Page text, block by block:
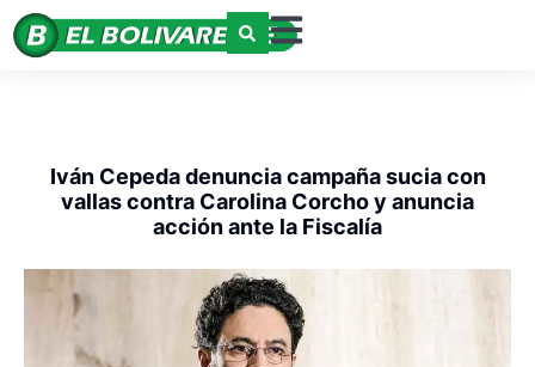
Iván Cepeda denuncia campaña sucia con
vallas contra Carolina Corcho y anuncia
acción ante la Fiscalía